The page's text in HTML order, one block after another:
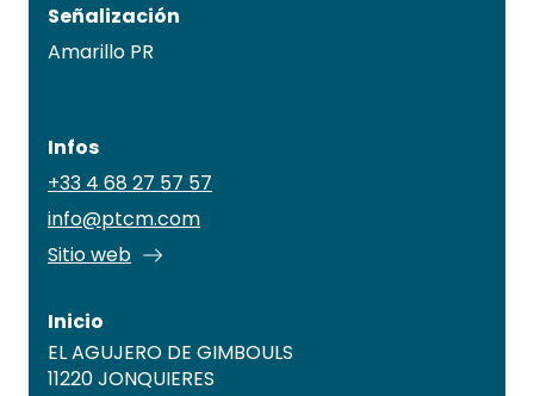
Señalización
Amarillo PR
Infos
+33 4 68 27 57 57
info@ptcm.com
Sitio web
Inicio
EL AGUJERO DE GIMBOULS
11220 JONQUIERES